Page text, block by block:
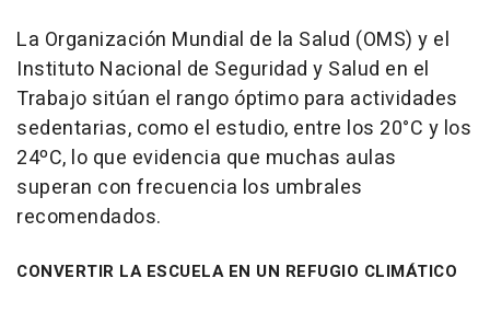
La Organización Mundial de la Salud (OMS) y el
Instituto Nacional de Seguridad y Salud en el
Trabajo sitúan el rango óptimo para actividades
sedentarias, como el estudio, entre los 20°C y los
24ºC, lo que evidencia que muchas aulas
superan con frecuencia los umbrales
recomendados.
CONVERTIR LA ESCUELA EN UN REFUGIO CLIMÁTICO